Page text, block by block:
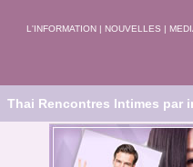
L'INFORMATION | NOUVELLES |
Thai Rencontres Intimes par